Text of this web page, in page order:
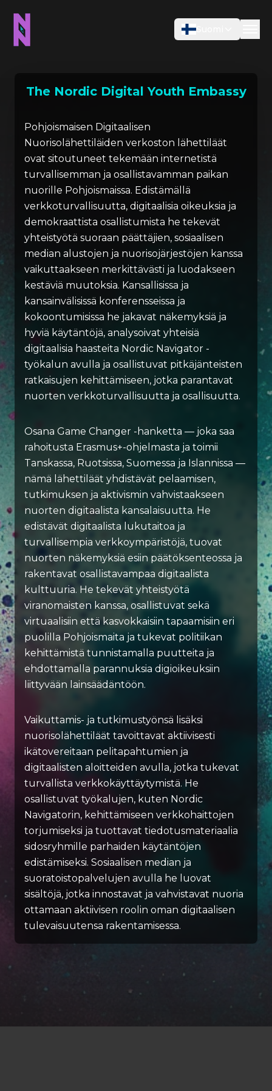
The Nordic Digital Youth Embassy
Pohjoismaisen Digitaalisen
Nuorisolähettiläiden verkoston lähettiläät
ovat sitoutuneet tekemään internetistä
turvallisemman ja osallistavamman paikan
nuorille Pohjoismaissa. Edistämällä
verkkoturvallisuutta, digitaalisia oikeuksia ja
demokraattista osallistumista he tekevät
yhteistyötä suoraan päättäjien, sosiaalisen
median alustojen ja nuorisojärjestöjen kanssa
vaikuttaakseen merkittävästi ja luodakseen
kestäviä muutoksia. Kansallisissa ja
kansainvälisissä konferensseissa ja
kokoontumisissa he jakavat näkemyksiä ja
hyviä käytäntöjä, analysoivat yhteisiä
digitaalisia haasteita Nordic Navigator -
työkalun avulla ja osallistuvat pitkäjänteisten
ratkaisujen kehittämiseen, jotka parantavat
nuorten verkkoturvallisuutta ja osallisuutta.
Osana Game Changer -hanketta — joka saa
rahoitusta Erasmus+-ohjelmasta ja toimii
Tanskassa, Ruotsissa, Suomessa ja Islannissa —
nämä lähettiläät yhdistävät pelaamisen,
tutkimuksen ja aktivismin vahvistaakseen
nuorten digitaalista kansalaisuutta. He
edistävät digitaalista lukutaitoa ja
turvallisempia verkkoympäristöjä, tuovat
nuorten näkemyksiä esiin päätöksenteossa ja
rakentavat osallistavampaa digitaalista
kulttuuria. He tekevät yhteistyötä
viranomaisten kanssa, osallistuvat sekä
virtuaalisiin että kasvokkaisiin tapaamisiin eri
puolilla Pohjoismaita ja tukevat politiikan
kehittämistä tunnistamalla puutteita ja
ehdottamalla parannuksia digioikeuksiin
liittyvään lainsäädäntöön.
Vaikuttamis- ja tutkimustyönsä lisäksi
nuorisolähettiläät tavoittavat aktiivisesti
ikätovereitaan pelitapahtumien ja
digitaalisten aloitteiden avulla, jotka tukevat
turvallista verkkokäyttäytymistä. He
osallistuvat työkalujen, kuten Nordic
Navigatorin, kehittämiseen verkkohaittojen
torjumiseksi ja tuottavat tiedotusmateriaalia
sidosryhmille parhaiden käytäntöjen
edistämiseksi. Sosiaalisen median ja
suoratoistopalvelujen avulla he luovat
sisältöjä, jotka innostavat ja vahvistavat nuoria
ottamaan aktiivisen roolin oman digitaalisen
tulevaisuutensa rakentamisessa.